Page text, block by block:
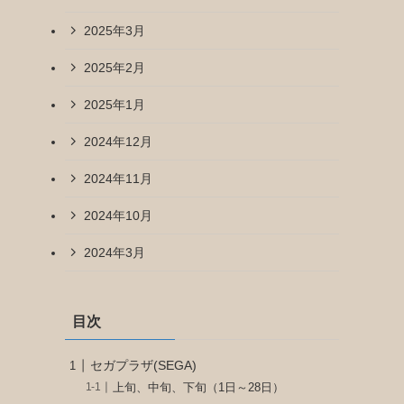
2025年3月
2025年2月
2025年1月
2024年12月
2024年11月
2024年10月
2024年3月
目次
セガプラザ(SEGA)
上旬、中旬、下旬（1日～28日）